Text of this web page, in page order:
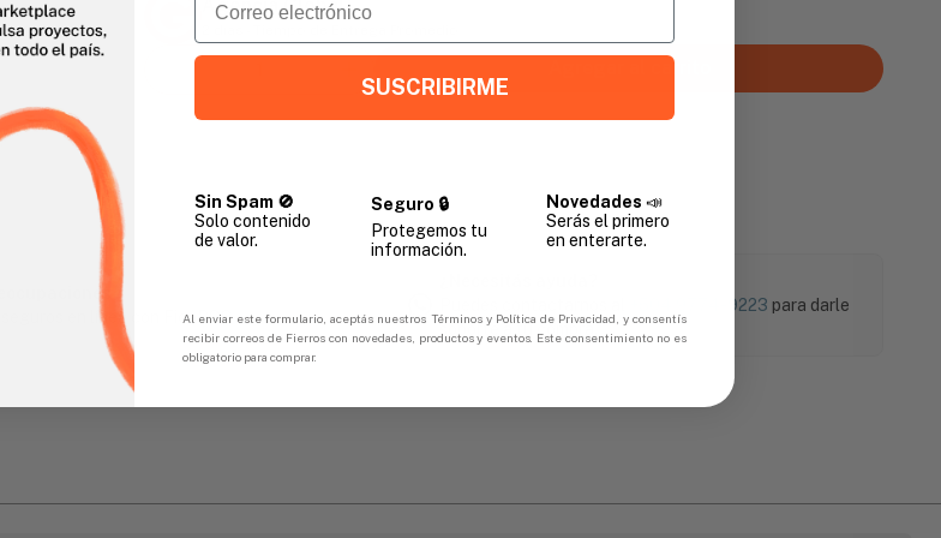
Agencia Global
Agregar al carrito
seguros en línea con FicoPOS
+504 9774-9223 para darle
soporte a tu compra.
SUSCRIBIRME
Sin Spam 🚫
Solo contenido
de valor.
Seguro 🔒
Protegemos tu
información.
Novedades📣
Serás el primero
en enterarte.
Al enviar este formulario, aceptás nuestros Términos y Política de Privacidad, y consentís
recibir correos de Fierros con novedades, productos y eventos. Este consentimiento no es
obligatorio para comprar.